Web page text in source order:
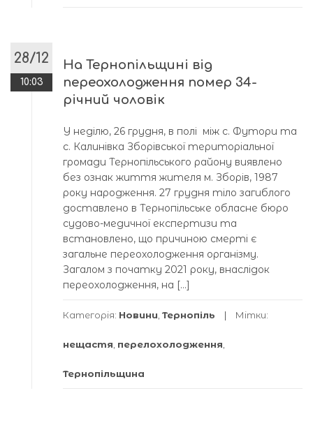
28/12
10:03
На Тернопільщині від
переохолодження помер 34-
річний чоловік
У неділю, 26 грудня, в полі між с. Футори та
с. Калинівка Зборівської територіальної
громади Тернопільського району виявлено
без ознак життя жителя м. Зборів, 1987
року народження. 27 грудня тіло загиблого
доставлено в Тернопільське обласне бюро
судово-медичної експертизи та
встановлено, що причиною смерті є
загальне переохолодження організму.
Загалом з початку 2021 року, внаслідок
переохолодження, на […]
Категорія: Новини Тернопіль Мітки:
нещастя перелохолодження
Тернопільщина